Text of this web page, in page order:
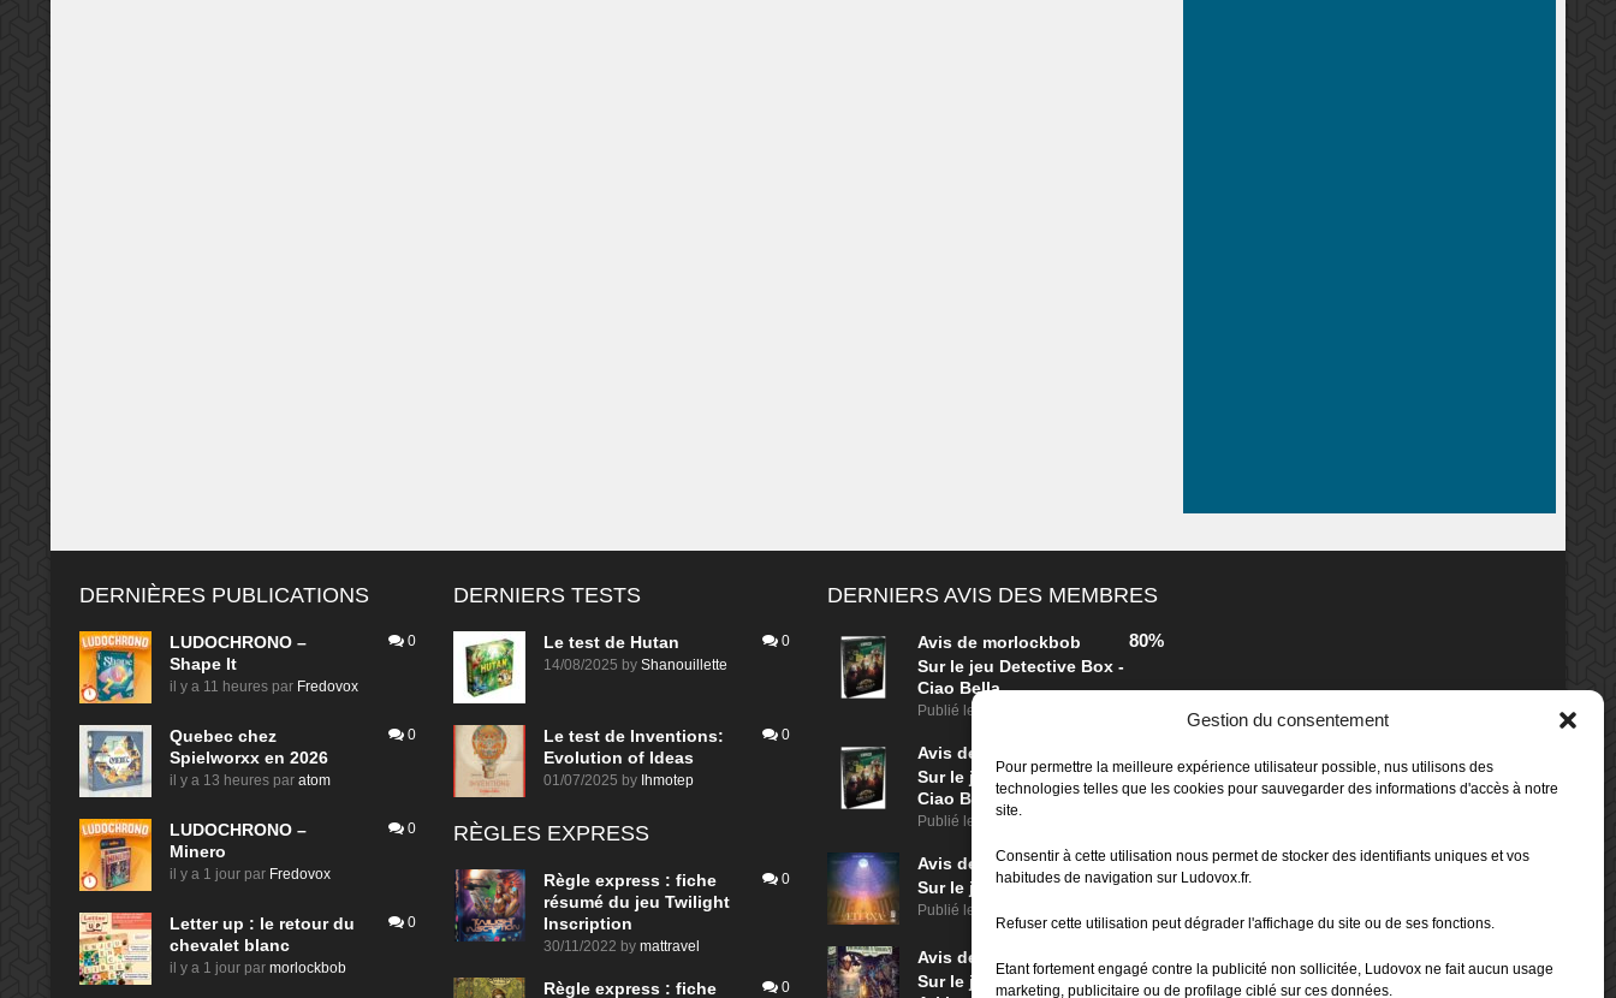
Gestion du consentement
Pour permettre la meilleure expérience utilisateur possible, nus utilisons des
technologies telles que les cookies pour sauvegarder des informations d'accès à notre
site.
Consentir à cette utilisation nous permet de stocker des identifiants uniques et vos
habitudes de navigation sur Ludovox.fr.
Refuser cette utilisation peut dégrader l'affichage du site ou de ses fonctions.
Etant fortement engagé contre la publicité non sollicitée, Ludovox ne fait aucun usage
marketing, publicitaire ou de profilage ciblé sur ces données.
DERNIÈRES PUBLICATIONS
LUDOCHRONO –
Shape It
il y a 11 heures par Fredovox
0
Quebec chez
Spielworxx en 2026
il y a 13 heures par atom
0
LUDOCHRONO –
Minero
il y a 1 jour par Fredovox
0
Letter up : le retour du
chevalet blanc
il y a 1 jour par morlockbob
0
DERNIERS TESTS
Le test de Hutan
14/08/2025 by Shanouillette
0
Le test de Inventions:
Evolution of Ideas
01/07/2025 by Ihmotep
0
RÈGLES EXPRESS
Règle express : fiche
résumé du jeu Twilight
Inscription
30/11/2022 by mattravel
0
Règle express : fiche 0
DERNIERS AVIS DES MEMBRES
Avis de morlockbob
Sur le jeu Detective Box -
Ciao Bella
Publié le
80%
Avis de
Sur le jeu Detective Box -
Ciao Bella
Publié le
Avis de
morlockbob
Sur le jeu Aeterna
Publié le
70%
Avis de
Sur le jeu Horreur à